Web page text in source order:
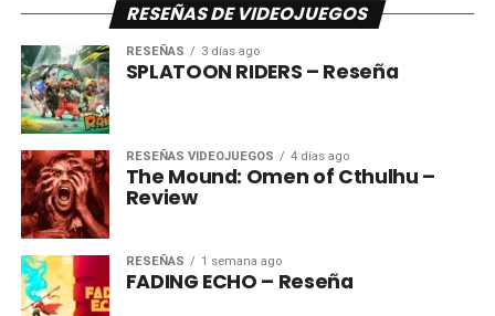
RESEÑAS DE VIDEOJUEGOS
RESEÑAS 3 días ago
SPLATOON RIDERS – Reseña
RESEÑAS VIDEOJUEGOS 4 días ago
The Mound: Omen of Cthulhu –
Review
RESEÑAS 1 semana ago
FADING ECHO – Reseña